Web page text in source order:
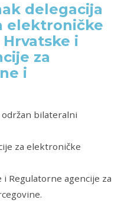
delegacija
elektroničke
i
za
i
održan bilateralni
za elektroničke
Regulatorne agencije za